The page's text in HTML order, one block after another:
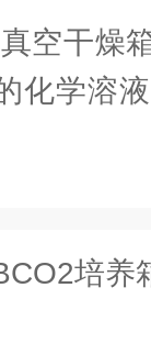
干燥箱
化学溶
培养箱